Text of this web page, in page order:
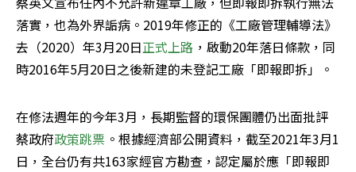
落實，也為外界詬病。2019年修正的《工廠管理輔導法》
去（2020）年3月20日正式上路 ，啟動20年落日條款，同
時2016年5月20日之後新建的未登記工廠「即報即拆」。
在修法週年的今年3月，長期監督的環保團體仍出面批評
蔡政府政策跳票 。根據經濟部公開資料，截至2021年3月1
日，全台仍有共163家經官方勘查，認定屬於應「即報即